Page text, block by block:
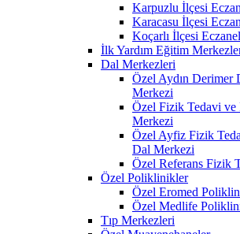
Karpuzlu İlçesi
Karacasu İlçesi
Koçarlı İlçesi
İlk Yardım Eğitim
Dal Merkezleri
Özel Aydın Derimer
Merkezi
Özel Fizik Tedavi ve
Merkezi
Özel Ayfiz Fizik
Dal Merkezi
Özel Referans Fizik
Özel Poliklinikler
Özel Eromed
Özel Medlife
Tıp Merkezleri